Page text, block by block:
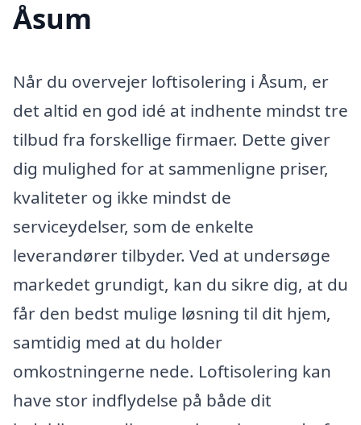
Åsum
Når du overvejer loftisolering i Åsum, er
det altid en god idé at indhente mindst tre
tilbud fra forskellige firmaer. Dette giver
dig mulighed for at sammenligne priser,
kvaliteter og ikke mindst de
serviceydelser, som de enkelte
leverandører tilbyder. Ved at undersøge
markedet grundigt, kan du sikre dig, at du
får den bedst mulige løsning til dit hjem,
samtidig med at du holder
omkostningerne nede. Loftisolering kan
have stor indflydelse på både dit